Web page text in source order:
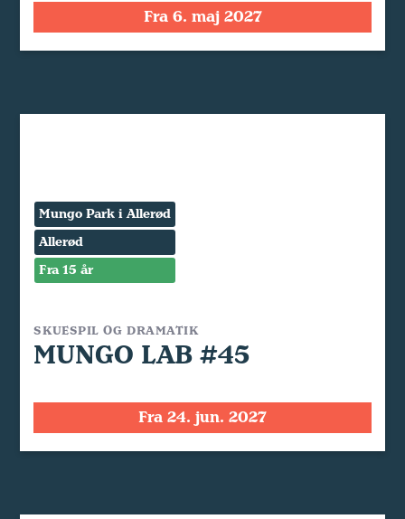
Fra 6. maj 2027
Mungo Park i Allerød
Allerød
Fra 15 år
SKUESPIL OG DRAMATIK
MUNGO LAB #45
Fra 24. jun. 2027